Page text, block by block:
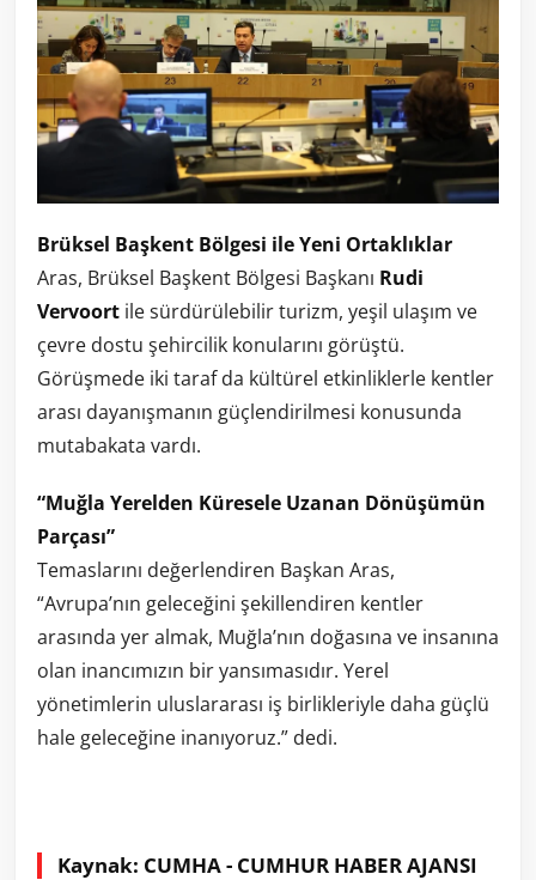
Brüksel Başkent Bölgesi ile Yeni Ortaklıklar
Aras, Brüksel Başkent Bölgesi Başkanı Rudi
Vervoort ile sürdürülebilir turizm, yeşil ulaşım ve
çevre dostu şehircilik konularını görüştü.
Görüşmede iki taraf da kültürel etkinliklerle kentler
arası dayanışmanın güçlendirilmesi konusunda
mutabakata vardı.
“Muğla Yerelden Küresele Uzanan Dönüşümün
Parçası”
Temaslarını değerlendiren Başkan Aras,
“Avrupa’nın geleceğini şekillendiren kentler
arasında yer almak, Muğla’nın doğasına ve insanına
olan inancımızın bir yansımasıdır. Yerel
yönetimlerin uluslararası iş birlikleriyle daha güçlü
hale geleceğine inanıyoruz.” dedi.
Kaynak: CUMHA - CUMHUR HABER AJANSI